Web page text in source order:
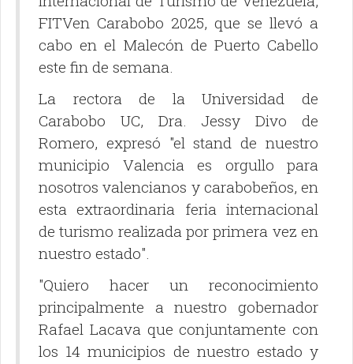
FITVen Carabobo 2025, que se llevó a
cabo en el Malecón de Puerto Cabello
este fin de semana.
La rectora de la Universidad de
Carabobo UC, Dra. Jessy Divo de
Romero, expresó "el stand de nuestro
municipio Valencia es orgullo para
nosotros valencianos y carabobeños, en
esta extraordinaria feria internacional
de turismo realizada por primera vez en
nuestro estado".
"Quiero hacer un reconocimiento
principalmente a nuestro gobernador
Rafael Lacava que conjuntamente con
los 14 municipios de nuestro estado y